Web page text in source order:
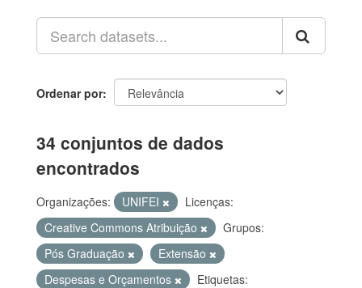
Ordenar por
34 conjuntos de dados
encontrados
Organizações: UNIFEI
Licenças:
Creative Commons Atribuição
Grupos:
Pós Graduação
Extensão
Despesas e Orçamentos
Etiquetas: